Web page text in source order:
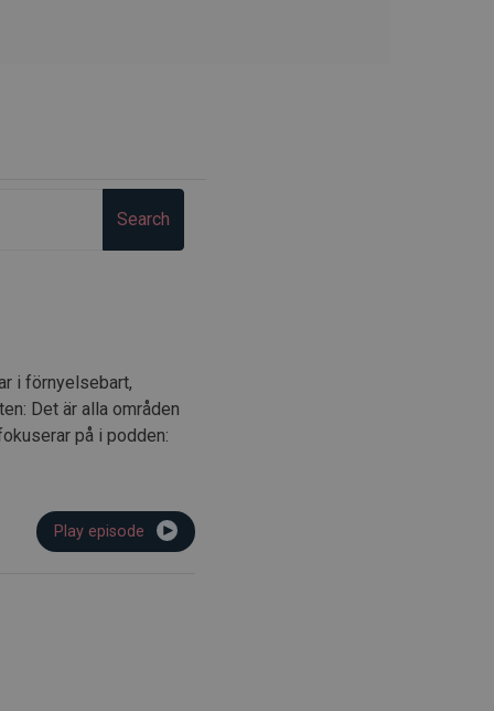
Search
i förnyelsebart,
Det är alla områden
på i podden:
Play episode